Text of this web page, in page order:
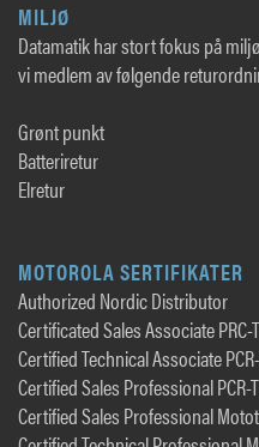
MILJØ
Datamatik har stort fokus på
vi medlem av følgende
Grønt punkt
Batteriretur
Elretur
MOTOROLA SERTIFIKATER
Authorized Nordic Distributor
Certificated Sales Associate PRC-
Certified Technical Associate
Certified Sales Professional PCR-
Certified Sales Professional